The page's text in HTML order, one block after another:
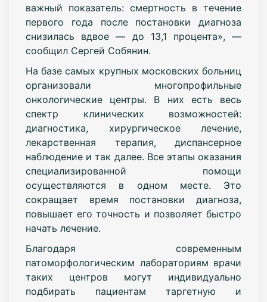
важный показатель: смертность в течение
первого года после постановки диагноза
снизилась вдвое — до 13,1 процента», —
сообщил Сергей Собянин.
На базе самых крупных московских больниц
организовали многопрофильные
онкологические центры. В них есть весь
спектр клинических возможностей:
диагностика, хирургическое лечение,
лекарственная терапия, диспансерное
наблюдение и так далее. Все этапы оказания
специализированной помощи
осуществляются в одном месте. Это
сокращает время постановки диагноза,
повышает его точность и позволяет быстро
начать лечение.
Благодаря современным
патоморфологическим лабораториям врачи
таких центров могут индивидуально
подбирать пациентам таргетную и